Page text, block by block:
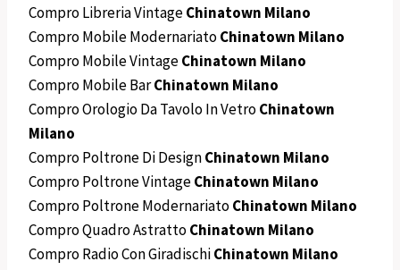
Compro Libreria VintageChinatown Milano
Compro Mobile ModernariatoChinatown Milano
Compro Mobile VintageChinatown Milano
Compro Mobile BarChinatown Milano
Compro Orologio Da Tavolo In VetroChinatown
Milano
Compro Poltrone Di DesignChinatown Milano
Compro Poltrone VintageChinatown Milano
Compro Poltrone ModernariatoChinatown Milano
Compro Quadro AstrattoChinatown Milano
Compro Radio Con GiradischiChinatown Milano